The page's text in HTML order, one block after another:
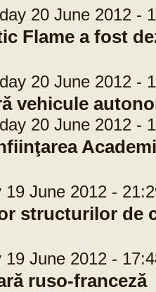
20 June 2012 -
Flame a fost
20 June 2012 -
vehicule
20 June 2012 -
June 2012 -
structurilor de
June 2012 -
ruso-franceză